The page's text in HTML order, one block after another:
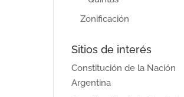
Zonificación
Sitios de interés
Constitución de la Nación
Argentina